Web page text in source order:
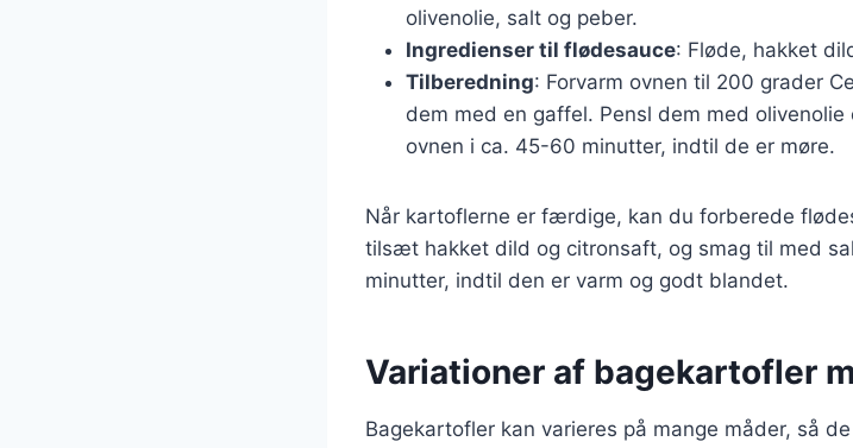
olivenolie, salt og peber.
Ingredienser til flødesauce: Fløde, hakket
Tilberedning: Forvarm ovnen til 200 grader
dem med en gaffel. Pensl dem med
ovnen i ca. 45-60 minutter, indtil de er møre.
Når kartoflerne er færdige, kan du forberede
tilsæt hakket dild og citronsaft, og smag til med
minutter, indtil den er varm og godt blandet.
Variationer af bagekartofler
Bagekartofler kan varieres på mange måder, så